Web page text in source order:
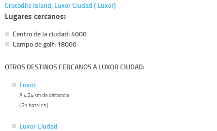
Crocodile Island, Luxor Ciudad ( Luxor)
Lugares cercanos:
Centro de la ciudad: 4000
Campo de golf: 18000
OTROS DESTINOS CERCANOS A LUXOR CIUDAD:
Luxor
A 4.24 km de distancia
( 21 hoteles )
Luxor Ciudad